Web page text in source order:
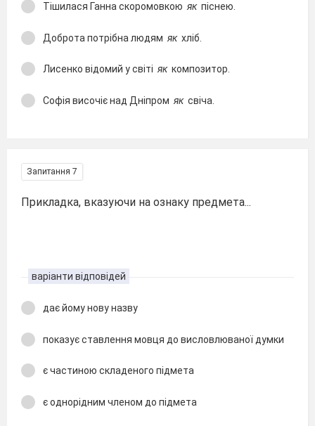
Тішилася Ганна скоромовкою якпіснею.
Доброта потрібна людям якхліб.
Лисенко відомий у світі яккомпозитор.
Софія височіє над Дніпром яксвіча.
Запитання 7
Прикладка, вказуючи на ознаку предмета...
варіанти відповідей
дає йому нову назву
показує ставлення мовця до висловлюваної думки
є частиною складеного підмета
є однорідним членом до підмета